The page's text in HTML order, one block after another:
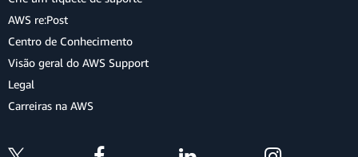
AWS re:Post
Centro de Conhecimento
Visão geral do AWS Support
Legal
Carreiras na AWS